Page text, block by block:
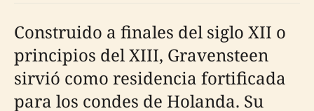
Construido a finales del siglo XII o
principios del XIII, Gravensteen
sirvió como residencia fortificada
para los condes de Holanda. Su